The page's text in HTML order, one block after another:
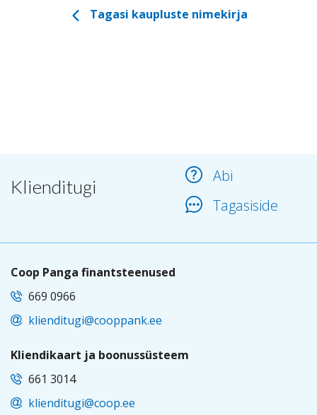
Tagasi kaupluste nimekirja
Klienditugi
Abi
Tagasiside
Coop Panga finantsteenused
669 0966
klienditugi@cooppank.ee
Kliendikaart ja boonussüsteem
661 3014
klienditugi@coop.ee